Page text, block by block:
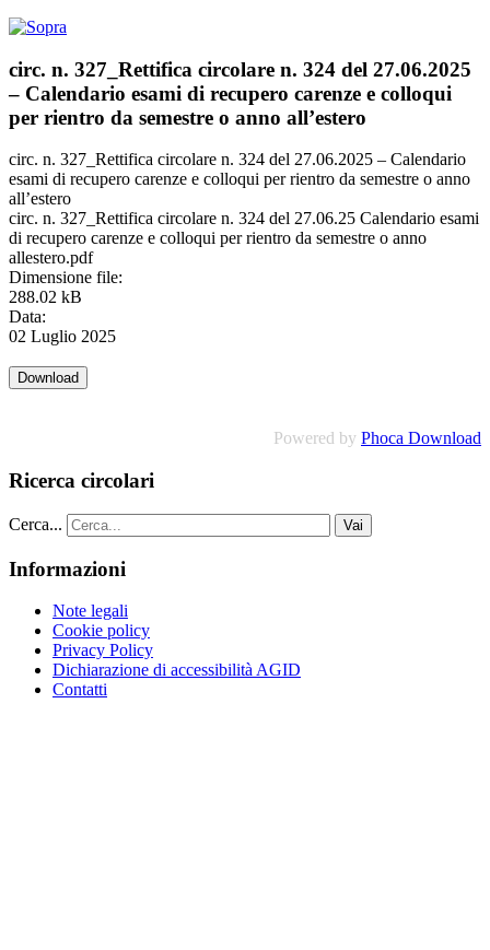
circ. n. 327_Rettifica circolare n. 324 del 27.06.2025
– Calendario esami di recupero carenze e colloqui
per rientro da semestre o anno all’estero
circ. n. 327_Rettifica circolare n. 324 del 27.06.2025 – Calendario
esami di recupero carenze e colloqui per rientro da semestre o anno
all’estero
circ. n. 327_Rettifica circolare n. 324 del 27.06.25 Calendario esami
di recupero carenze e colloqui per rientro da semestre o anno
allestero.pdf
Dimensione file:
288.02 kB
Data:
02 Luglio 2025
Powered by Phoca Download
Ricerca circolari
Cerca... Vai
Informazioni
Note legali
Cookie policy
Privacy Policy
Dichiarazione di accessibilità AGID
Contatti